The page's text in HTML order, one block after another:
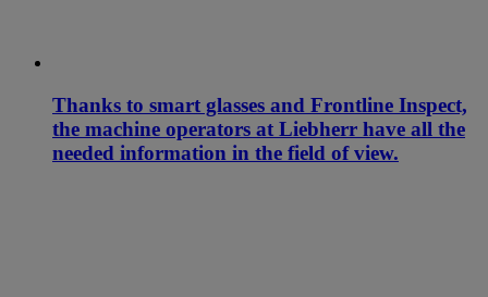
Thanks to smart glasses and Frontline Inspect,
the machine operators at Liebherr have all the
needed information in the field of view.